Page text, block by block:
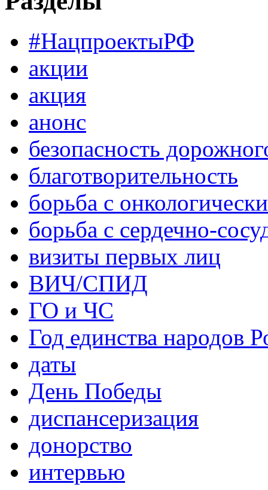
#НацпроектыРФ
акции
акция
анонс
безопасность
благотворительность
борьба с
борьба с сердечно-
визиты первых лиц
ВИЧ/СПИД
ГО и ЧС
Год единства народов
даты
День Победы
диспансеризация
донорство
интервью